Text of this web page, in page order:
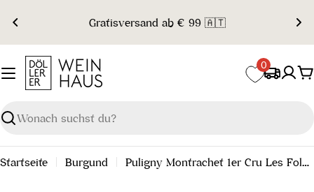
Inhalt
springen
Gratisversand ab € 99 🇦🇹
Suchen
0
Startseite Burgund Puligny Montrachet 1er Cru Les Folatieres 2023